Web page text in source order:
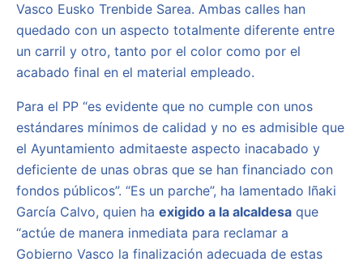
Vasco Eusko Trenbide Sarea. Ambas calles han
quedado con un aspecto totalmente diferente entre
un carril y otro, tanto por el color como por el
acabado final en el material empleado.
Para el PP “es evidente que no cumple con unos
estándares mínimos de calidad y no es admisible que
el Ayuntamiento admitaeste aspecto inacabado y
deficiente de unas obras que se han financiado con
fondos públicos”. “Es un parche”, ha lamentado Iñaki
García Calvo, quien ha exigido a la alcaldesa que
“actúe de manera inmediata para reclamar a
Gobierno Vasco la finalización adecuada de estas